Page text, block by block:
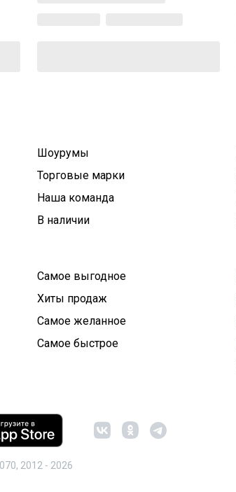
Шоурумы
Торговые марки
Наша команда
В наличии
Самое выгодное
Хиты продаж
Самое желанное
Самое быстрое
2012 - 2026